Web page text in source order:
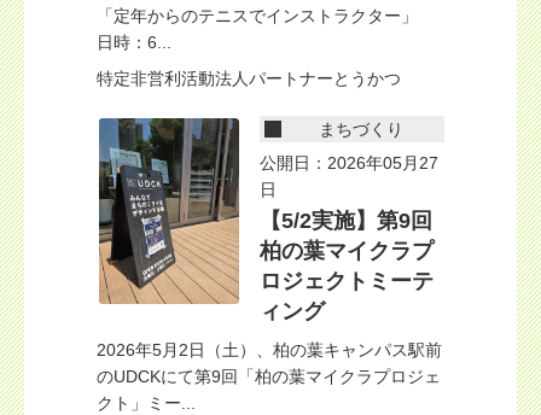
「定年からのテニスでインストラクター」
日時：6...
特定非営利活動法人パートナーとうかつ
まちづくり
公開日：2026年05月27
日
【5/2実施】第9回
柏の葉マイクラプ
ロジェクトミーテ
ィング
2026年5月2日（土）、柏の葉キャンパス駅前
のUDCKにて第9回「柏の葉マイクラプロジェ
クト」ミー...